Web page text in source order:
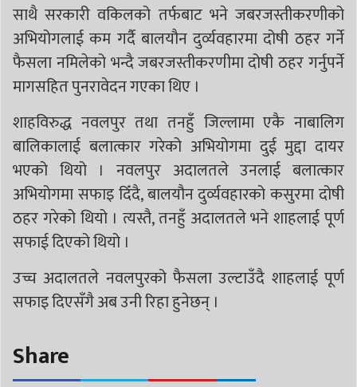
साथै सरकारी वकिलको तर्फबाट भने जबरजस्तीकरणीको
अभियोगलाई कम गर्दै बालयौन दुर्व्यवहारमा दोषी ठहर गर्ने
फैसला नमिलेको भन्दै जबरजस्तीकरणीमा दोषी ठहर गर्नुपर्ने
मागसहित पुनरावेदन गएका थिए ।
शाहविरुद्ध नवलपुर तथा तनहुँ जिल्लामा एकै नाबालिग
बालिकालाई बलात्कार गरेको अभियोगमा दुई मुद्दा दायर
भएको थियो । नवलपुर अदालतले उनलाई बलात्कार
अभियोगमा सफाइ दिँदै, बालयौन दुर्व्यवहारको कसुरमा दोषी
ठहर गरेको थियो । त्यस्तै, तनहुँ अदालतले भने शाहलाई पूर्ण
सफाई दिएको थियो ।
उच्च अदालतले नवलपुरको फैसला उल्टाउँदै शाहलाई पूर्ण
सफाइ दिएसँगै अब उनी रिहा हुनेछन् ।
Share